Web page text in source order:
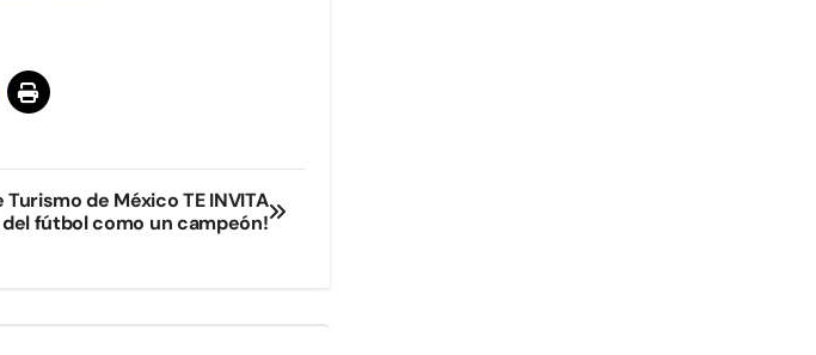
de México TE INVITA
del fútbol como un campeón!